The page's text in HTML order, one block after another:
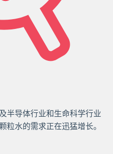
半导体行业和生命科学行业
粒水的需求正在迅猛增长。